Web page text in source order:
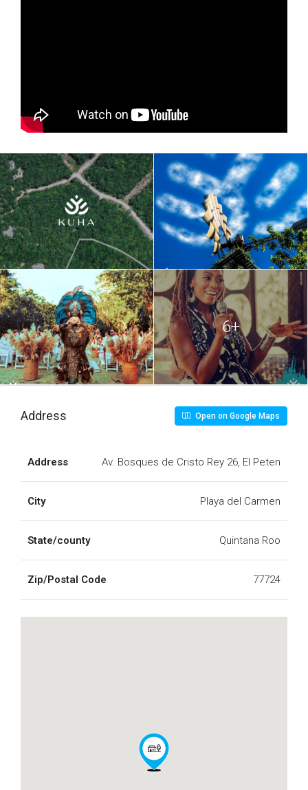
6+
Address Open on Google Maps
Address Av. Bosques de Cristo Rey 26, El Peten
City Playa del Carmen
State/county Quintana Roo
Zip/Postal Code 77724